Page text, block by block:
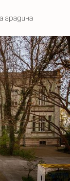
градина